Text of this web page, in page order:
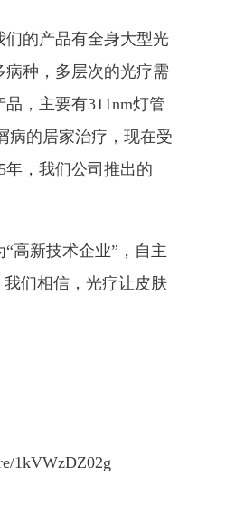
的产品有全身大型光
种，多层次的光疗需
，主要有311nm灯管
病的居家治疗，现在受
年，我们公司推出的
高新技术企业”，自主
们相信，光疗让皮肤
1kVWzDZ02g